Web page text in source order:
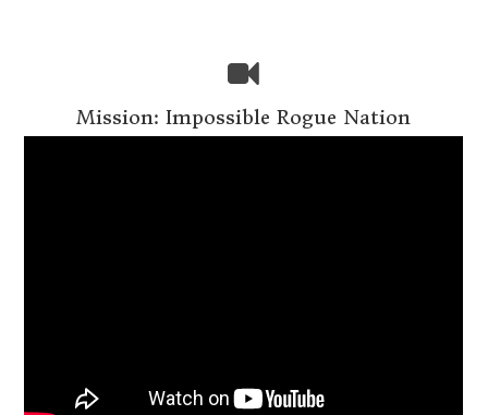
Mission: Impossible Rogue Nation